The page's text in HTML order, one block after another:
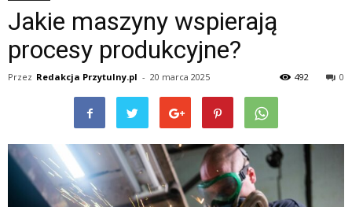
Jakie maszyny wspierają
procesy produkcyjne?
Przez Redakcja Przytulny.pl - 20 marca 2025 0
492